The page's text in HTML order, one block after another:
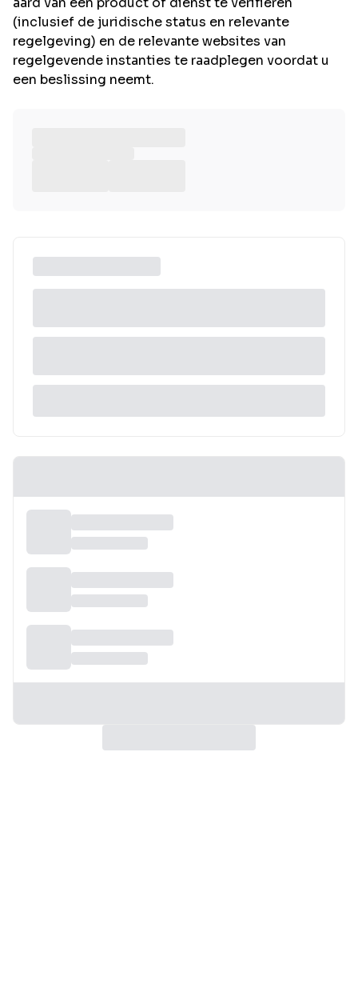
(inclusief de juridische status en relevante
regelgeving) en de relevante websites van
regelgevende instanties te raadplegen voordat u
een beslissing neemt.